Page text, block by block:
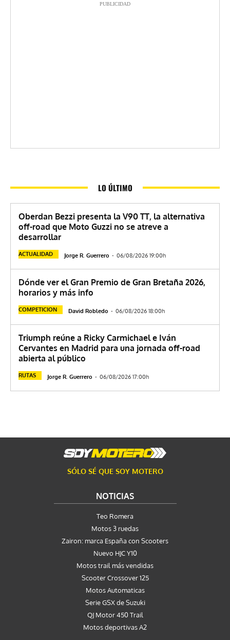
PUBLICIDAD
LO ÚLTIMO
Oberdan Bezzi presenta la V90 TT, la alternativa
off-road que Moto Guzzi no se atreve a
desarrollar
ACTUALIDAD Jorge R. Guerrero - 06/08/2026 19:00h
Dónde ver el Gran Premio de Gran Bretaña 2026,
horarios y más info
COMPETICION David Robledo - 06/08/2026 18:00h
Triumph reúne a Ricky Carmichael e Iván
Cervantes en Madrid para una jornada off-road
abierta al público
RUTAS Jorge R. Guerrero - 06/08/2026 17:00h
SÓLO SÉ QUE SOY MOTERO
NOTICIAS
Teo Romera
Motos 3 ruedas
Zairon: marca España con Scooters
Nuevo HJC Y10
Motos trail más vendidas
Scooter Crossover 125
Motos Automaticas
Serie GSX de Suzuki
QJ Motor 450 Trail
Motos deportivas A2